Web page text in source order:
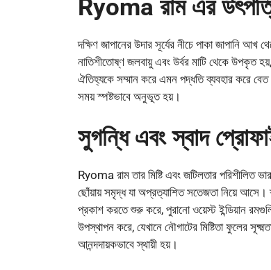
Ryoma রাম এর
দক্ষিণ জাপানের উদার সূর্যের নীচে পাকা জাপানি
নাতিশীতোষ্ণ জলবায়ু এবং উর্বর মাটি থেকে উপকৃত
ঐতিহ্যকে সম্মান করে এমন পদ্ধতি ব্যবহার করে
সময় স্পষ্টভাবে অনুভূত হয়।
সুগন্ধি এবং স্বাদ
Ryoma রাম তার মিষ্টি এবং জটিলতার পরিশীলিত
ছোঁয়ায় সমৃদ্ধ যা অপ্রত্যাশিত সতেজতা নিয়ে আসে।
প্রকাশ করতে শুরু করে, পুরানো ওয়েস্ট ইন্ডিয়ান
উপস্থাপন করে, যেখানে নৌগাটের মিষ্টিতা ফুলের
আনন্দদায়কভাবে স্থায়ী হয়।